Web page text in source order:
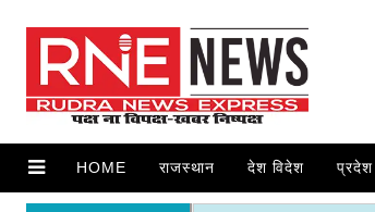
HOME राजस्थान देश विदेश प्रदेश